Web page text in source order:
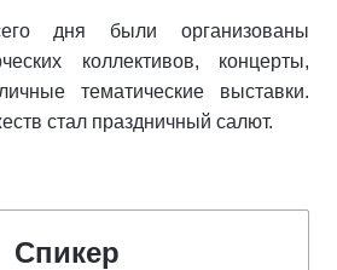
дня были организованы
коллективов, концерты,
тематические выставки.
стал праздничный салют.
Спикер